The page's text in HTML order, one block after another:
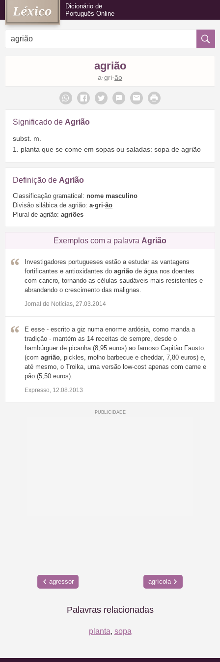
Dicionário de
Português Online
agrião
a·gri·ão
Significado de Agrião
subst. m.
1. planta que se come em sopas ou saladas: sopa de agrião
Definição de Agrião
Classificação gramatical: nome masculino
Divisão silábica de agrião: a·gri·ão
Plural de agrião: agriões
Exemplos com a palavra Agrião
Investigadores portugueses estão a estudar as vantagens
fortificantes e antioxidantes do agrião de água nos doentes
com cancro, tornando as células saudáveis mais resistentes e
abrandando o crescimento das malignas.
Jornal de Notícias, 27.03.2014
E esse - escrito a giz numa enorme ardósia, como manda a
tradição - mantém as 14 receitas de sempre, desde o
hambúrguer de picanha (8,95 euros) ao famoso Capitão Fausto
(com agrião , pickles, molho barbecue e cheddar, 7,80 euros) e,
até mesmo, o Troika, uma versão low-cost apenas com carne e
pão (5,50 euros).
Expresso, 12.08.2013
agressor agrícola
Palavras relacionadas
planta, sopa